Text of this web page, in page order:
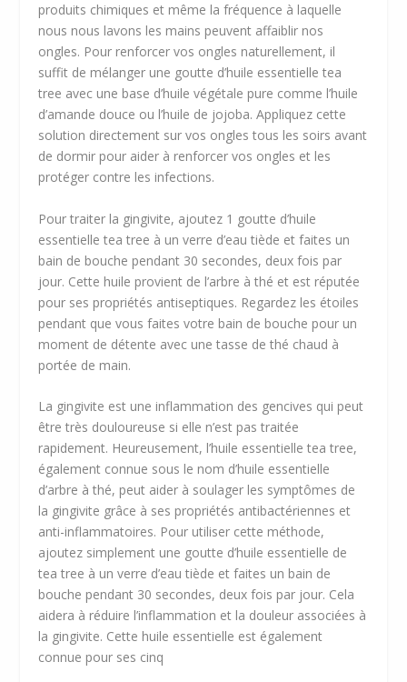
produits chimiques et même la fréquence à laquelle
nous nous lavons les mains peuvent affaiblir nos
ongles. Pour renforcer vos ongles naturellement, il
suffit de mélanger une goutte d’huile essentielle tea
tree avec une base d’huile végétale pure comme l’huile
d’amande douce ou l’huile de jojoba. Appliquez cette
solution directement sur vos ongles tous les soirs avant
de dormir pour aider à renforcer vos ongles et les
protéger contre les infections.
Pour traiter la gingivite, ajoutez 1 goutte d’huile
essentielle tea tree à un verre d’eau tiède et faites un
bain de bouche pendant 30 secondes, deux fois par
jour. Cette huile provient de l’arbre à thé et est réputée
pour ses propriétés antiseptiques. Regardez les étoiles
pendant que vous faites votre bain de bouche pour un
moment de détente avec une tasse de thé chaud à
portée de main.
La gingivite est une inflammation des gencives qui peut
être très douloureuse si elle n’est pas traitée
rapidement. Heureusement, l’huile essentielle tea tree,
également connue sous le nom d’huile essentielle
d’arbre à thé, peut aider à soulager les symptômes de
la gingivite grâce à ses propriétés antibactériennes et
anti-inflammatoires. Pour utiliser cette méthode,
ajoutez simplement une goutte d’huile essentielle de
tea tree à un verre d’eau tiède et faites un bain de
bouche pendant 30 secondes, deux fois par jour. Cela
aidera à réduire l’inflammation et la douleur associées à
la gingivite. Cette huile essentielle est également
connue pour ses cinq